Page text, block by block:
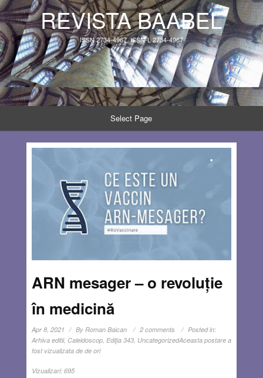
REVISTA BAABEL
ISSN 2734-4967, ISSN-L 2734-4967
Select Page
ARN mesager – o revoluție
în medicină
Apr 8, 2021 By Roman Baican 2 comments
Posted in:
Arhiva editii, Caleidoscop, Ediţia 343, UncategorizedAceasta postare a
fost vizualizata de de ori
Vizualizari: 695